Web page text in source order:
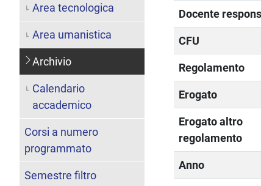
Docente
CFU
Regolamento
Erogato
Erogato altro
regolamento
Anno
Area tecnologica
Area umanistica
Archivio
Calendario
accademico
Corsi a numero
programmato
Semestre filtro